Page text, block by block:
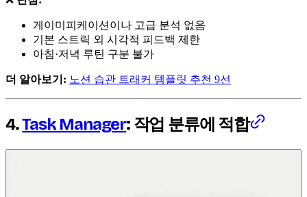
게이미피케이션이나 고급 분석 없음
기본 스트릭 외 시각적 피드백 제한
아침·저녁 루틴 구분 불가
더 알아보기: 노션 습관 트래커 템플릿 추천 9선
4.Task Manager: 작업 분류에 적합